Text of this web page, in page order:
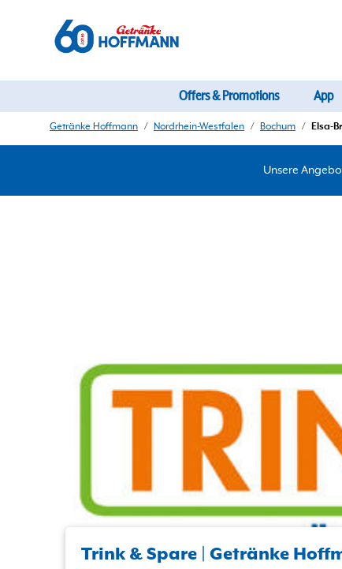
Offers & Promotions App
Getränke Hoffmann / Nordrhein-Westfalen / Bochum / Elsa-
Unsere
Trink & Spare | Getränke